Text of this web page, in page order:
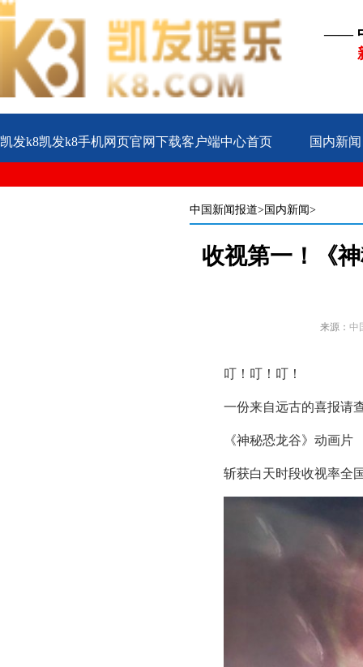
——
凯发k8凯发k8手机网页官网下载客户端中心首页 国内新闻
中国新闻报道>国内新闻>
收视第一！《
来源： 中
叮！叮！叮！
一份来自远古的喜报请
《神秘恐龙谷》动画片
斩获白天时段收视率全